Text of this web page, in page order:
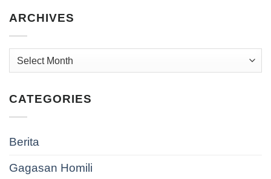
ARCHIVES
Archives
CATEGORIES
Berita
Gagasan Homili